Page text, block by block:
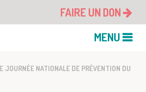
FAIRE UN DON
MENU
JOURNÉE NATIONALE DE PRÉVENTION DU